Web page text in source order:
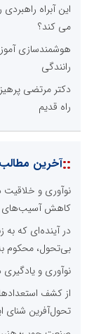
این آبراه
می کند؟
هوشمندسازی
رانندگی
دکتر مرتضی
راه قدیم
::آخرین مطالب
نوآوری و خلاقیت
کاهش آسیب‌های
در آینده‌ای که
بی‌تحول، محکوم
نوآوری و
از کشف
تحول‌آفرین شنای